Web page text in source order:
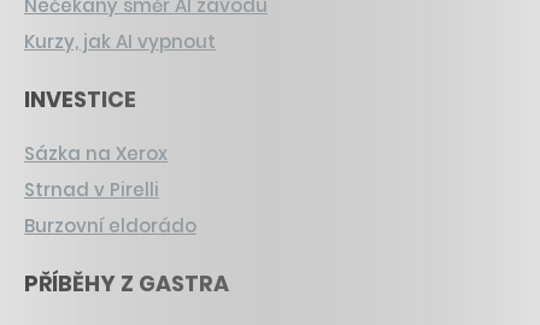
Nečekaný směr AI závodu
Kurzy, jak AI vypnout
INVESTICE
Sázka na Xerox
Strnad v Pirelli
Burzovní eldorádo
PŘÍBĚHY Z GASTRA